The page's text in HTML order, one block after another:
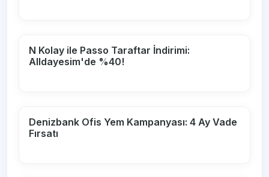
N Kolay ile Passo Taraftar İndirimi:
Alldayesim'de %40!
Denizbank Ofis Yem Kampanyası: 4 Ay Vade
Fırsatı